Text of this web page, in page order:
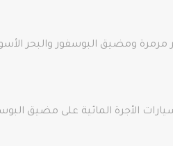
ومضيق البوسفور والبحر
الأجرة المائية على مضيق